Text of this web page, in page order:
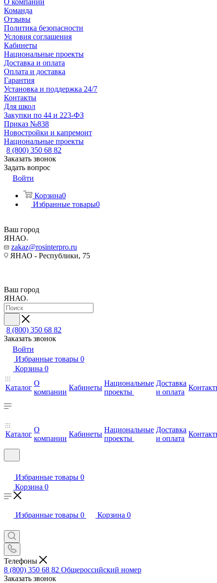
О компании
Команда
Отзывы
Политика безопасности
Условия соглашения
Кабинеты
Национальные проекты
Доставка и оплата
Оплата и доставка
Гарантия
Установка и поддержка 24/7
Контакты
Для школ
Закупки по 44 и 223-ФЗ
Приказ №838
Новостройки и капремонт
Национальные проекты
8 (800) 350 68 82
Заказать звонок
Задать вопрос
Войти
Корзина0
Избранные товары0
Ваш город
ЯНАО
zakaz@rosinterpro.ru
ЯНАО - Республики, 75
Ваш город
ЯНАО
8 (800) 350 68 82
Заказать звонок
Войти
Избранные товары 0
Корзина 0
Каталог
О
компании
Кабинеты
Национальные
проекты
Доставка
и оплата
Каталог
О
компании
Кабинеты
Национальные
проекты
Доставка
и оплата
Избранные товары 0
Корзина 0
Избранные товары 0 Корзина 0
Телефоны
8 (800) 350 68 82 Общероссийский номер
Заказать звонок